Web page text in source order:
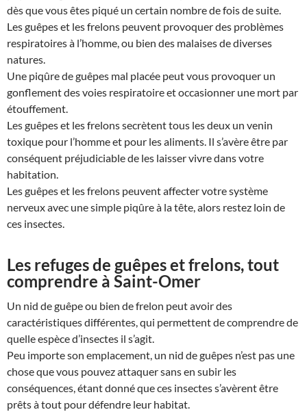
dès que vous êtes piqué un certain nombre de fois de suite.
Les guêpes et les frelons peuvent provoquer des problèmes
respiratoires à l’homme, ou bien des malaises de diverses
natures.
Une piqûre de guêpes mal placée peut vous provoquer un
gonflement des voies respiratoire et occasionner une mort par
étouffement.
Les guêpes et les frelons secrètent tous les deux un venin
toxique pour l’homme et pour les aliments. Il s’avère être par
conséquent préjudiciable de les laisser vivre dans votre
habitation.
Les guêpes et les frelons peuvent affecter votre système
nerveux avec une simple piqûre à la tête, alors restez loin de
ces insectes.
Les refuges de guêpes et frelons, tout
comprendre à Saint-Omer
Un nid de guêpe ou bien de frelon peut avoir des
caractéristiques différentes, qui permettent de comprendre de
quelle espèce d’insectes il s’agit.
Peu importe son emplacement, un nid de guêpes n’est pas une
chose que vous pouvez attaquer sans en subir les
conséquences, étant donné que ces insectes s’avèrent être
prêts à tout pour défendre leur habitat.